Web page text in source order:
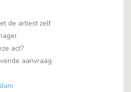
de artiest zelf
act?
aanvraag.